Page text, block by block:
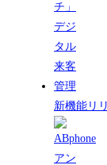
新機能リ